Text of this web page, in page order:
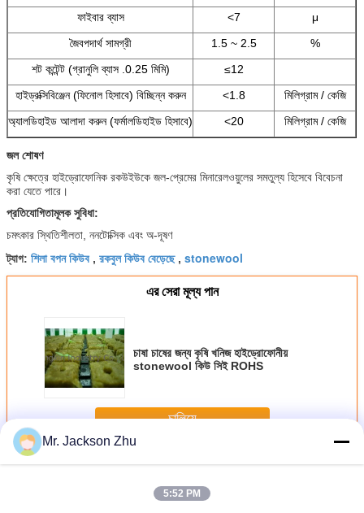
ফাইবার ব্যাস
<7
μ
জৈবপদার্থ সামগ্রী
1.5 ~ 2.5
%
শট কন্টেন্ট (গ্রানুলি ব্যাস .0.25 মিমি)
≤12
হাইড্রক্সিবিঞ্জেন (ফিনোল হিসাবে) বিচ্ছিন্ন করুন
<1.8
মিলিগ্রাম / কেজি
অ্যালডিহাইড আলাদা করুন (ফর্মালডিহাইড হিসাবে)
<20 মিলিগ্রাম / কেজি
জল শোষণ
কৃষি ক্ষেত্রে হাইড্রোফোনিক রকউইউকে জল-প্রেমের মিনারেলওয়ুলের সমতুল্য হিসেবে বিবেচনা
করা যেতে পারে।
প্রতিযোগিতামূলক সুবিধা:
চমৎকার স্থিতিশীলতা, ননটোক্সিক এবং অ-দূষণ
ট্যাগ: শিলা বপন কিউব , রকবুল কিউব বেড়েছে, stonewool
এর সেরা মূল্য পান
চাষা চাষের জন্য কৃষি খনিজ হাইড্রোফোনীয়
stonewool কিউ সিই ROHS
চালিয়ে
অধিকহাইড্রোপনিক রকভুল কিউব
Mr. Jackson Zhu
5:52 PM